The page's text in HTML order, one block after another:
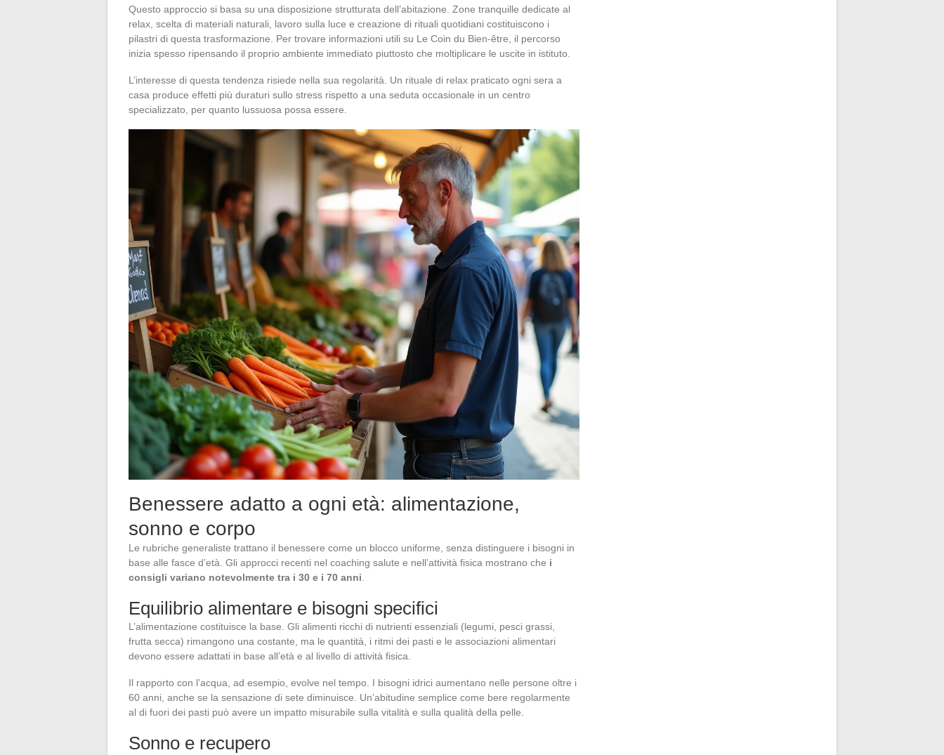
Questo approccio si basa su una disposizione strutturata dell’abitazione. Zone tranquille dedicate al
relax, scelta di materiali naturali, lavoro sulla luce e creazione di rituali quotidiani costituiscono i
pilastri di questa trasformazione. Per trovare informazioni utili su Le Coin du Bien-être, il percorso
inizia spesso ripensando il proprio ambiente immediato piuttosto che moltiplicare le uscite in istituto.
L’interesse di questa tendenza risiede nella sua regolarità. Un rituale di relax praticato ogni sera a
casa produce effetti più duraturi sullo stress rispetto a una seduta occasionale in un centro
specializzato, per quanto lussuosa possa essere.
Benessere adatto a ogni età: alimentazione,
sonno e corpo
Le rubriche generaliste trattano il benessere come un blocco uniforme, senza distinguere i bisogni in
base alle fasce d’età. Gli approcci recenti nel coaching salute e nell’attività fisica mostrano che i
consigli variano notevolmente tra i 30 e i 70 anni.
Equilibrio alimentare e bisogni specifici
L’alimentazione costituisce la base. Gli alimenti ricchi di nutrienti essenziali (legumi, pesci grassi,
frutta secca) rimangono una costante, ma le quantità, i ritmi dei pasti e le associazioni alimentari
devono essere adattati in base all’età e al livello di attività fisica.
Il rapporto con l’acqua, ad esempio, evolve nel tempo. I bisogni idrici aumentano nelle persone oltre i
60 anni, anche se la sensazione di sete diminuisce. Un’abitudine semplice come bere regolarmente
al di fuori dei pasti può avere un impatto misurabile sulla vitalità e sulla qualità della pelle.
Sonno e recupero